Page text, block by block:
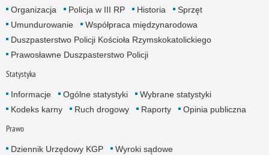
Organizacja
Policja w III RP Historia
Sprzęt
Umundurowanie
Współpraca międzynarodowa
Duszpasterstwo Policji Kościoła Rzymskokatolickiego
Prawosławne Duszpasterstwo Policji
Statystyka
Informacje Ogólne statystyki
Wybrane statystyki
Kodeks karny
Ruch drogowy Raporty Opinia publiczna
Prawo
Dziennik Urzędowy KGP Wyroki sądowe